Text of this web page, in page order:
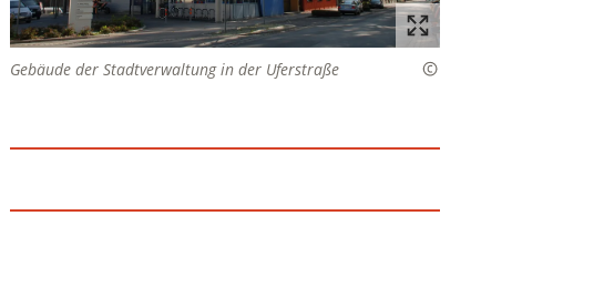
Gebäude der Stadtverwaltung in der Uferstraße